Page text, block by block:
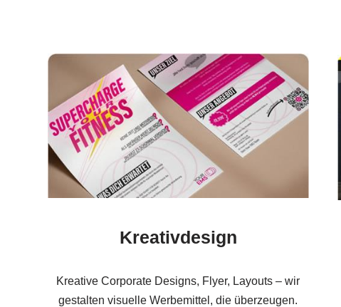
Kreativdesign
Kreative Corporate Designs, Flyer, Layouts – wir
gestalten visuelle Werbemittel, die überzeugen.